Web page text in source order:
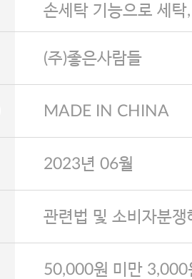
손세탁 기능으로 세탁
(주)좋은사람들
MADE IN CHINA
2023년 06월
관련법 및 소비자분
50,000원 미만 3,000